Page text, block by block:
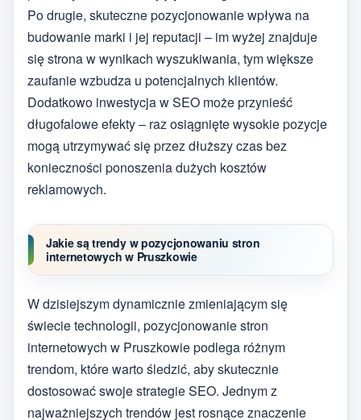
Po drugie, skuteczne pozycjonowanie wpływa na
budowanie marki i jej reputacji – im wyżej znajduje
się strona w wynikach wyszukiwania, tym większe
zaufanie wzbudza u potencjalnych klientów.
Dodatkowo inwestycja w SEO może przynieść
długofalowe efekty – raz osiągnięte wysokie pozycje
mogą utrzymywać się przez dłuższy czas bez
konieczności ponoszenia dużych kosztów
reklamowych.
Jakie są trendy w pozycjonowaniu stron
internetowych w Pruszkowie
W dzisiejszym dynamicznie zmieniającym się
świecie technologii, pozycjonowanie stron
internetowych w Pruszkowie podlega różnym
trendom, które warto śledzić, aby skutecznie
dostosować swoje strategie SEO. Jednym z
najważniejszych trendów jest rosnące znaczenie